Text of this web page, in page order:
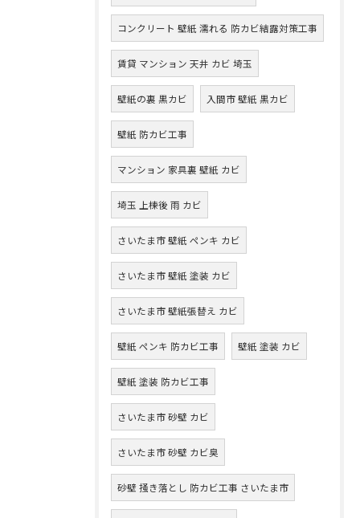
コンクリート 壁紙 濡れる 防カビ結露対策工事
賃貸 マンション 天井 カビ 埼玉
壁紙の裏 黒カビ 入間市 壁紙 黒カビ
壁紙 防カビ工事
マンション 家具裏 壁紙 カビ
埼玉 上棟後 雨 カビ
さいたま市 壁紙 ペンキ カビ
さいたま市 壁紙 塗装 カビ
さいたま市 壁紙張替え カビ
壁紙 ペンキ 防カビ工事 壁紙 塗装 カビ
壁紙 塗装 防カビ工事
さいたま市 砂壁 カビ
さいたま市 砂壁 カビ臭
砂壁 掻き落とし 防カビ工事 さいたま市